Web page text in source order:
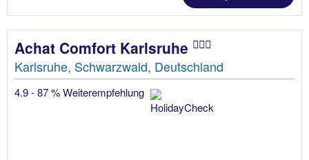
Achat Comfort Karlsruhe
Karlsruhe, Schwarzwald, Deutschland
4.9 - 87 % Weiterempfehlung